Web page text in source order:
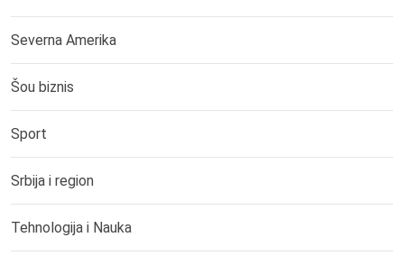
Severna Amerika
Šou biznis
Sport
Srbija i region
Tehnologija i Nauka